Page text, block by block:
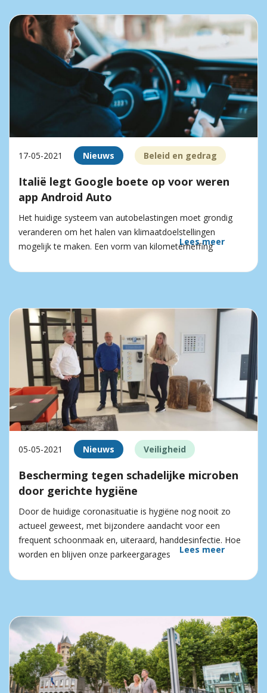
17-05-2021 Nieuws Beleid en gedrag
Italië legt Google boete op voor weren
app Android Auto
Het huidige systeem van autobelastingen moet grondig
veranderen om het halen van klimaatdoelstellingen
mogelijk te maken. Een vorm van kilometerheffing
Lees meer
05-05-2021 Nieuws Veiligheid
Bescherming tegen schadelijke microben
door gerichte hygiëne
Door de huidige coronasituatie is hygiëne nog nooit zo
actueel geweest, met bijzondere aandacht voor een
frequent schoonmaak en, uiteraard, handdesinfectie. Hoe
worden en blijven onze parkeergarages
Lees meer